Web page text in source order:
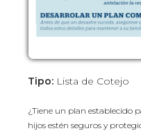
Tipo: Lista de Cotejo
¿Tiene un plan establecido
hijos estén seguros y